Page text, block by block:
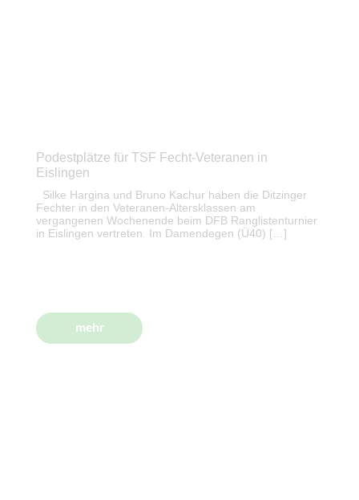
Podestplätze für TSF Fecht-Veteranen in
Eislingen
Silke Hargina und Bruno Kachur haben die Ditzinger
Fechter in den Veteranen-Altersklassen am
vergangenen Wochenende beim DFB Ranglistenturnier
in Eislingen vertreten. Im Damendegen (Ü40) […]
mehr